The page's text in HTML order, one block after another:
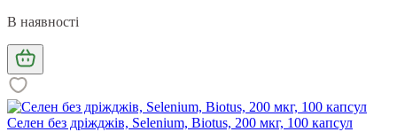
В наявності
Селен без дріжджів, Selenium, Biotus, 200 мкг, 100 капсул